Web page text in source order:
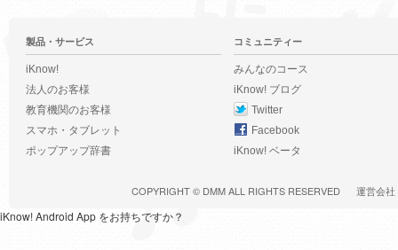
製品・サービス
iKnow!
法人のお客様
教育機関のお客様
スマホ・タブレット
ポップアップ辞書
コミュニティー
みんなのコース
iKnow! ブログ
Twitter
Facebook
iKnow! ベータ
COPYRIGHT © DMMALL RIGHTS RESERVED 運営会社
iKnow! Android App をお持ちですか？